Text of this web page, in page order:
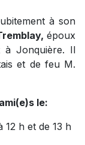
à son
époux
à Jonquière. Il
et de feu M.
le:
12 h et de 13 h